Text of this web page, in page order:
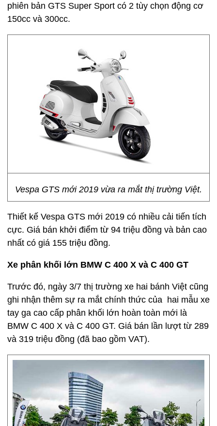
phiên bản GTS Super Sport có 2 tùy chọn động cơ
150cc và 300cc.
Vespa GTS mới 2019 vừa ra mắt thị trường Việt.
Thiết kế Vespa GTS mới 2019 có nhiều cải tiến tích
cực. Giá bán khởi điểm từ 94 triệu đồng và bản cao
nhất có giá 155 triệu đồng.
Xe phân khối lớn BMW C 400 X và C 400 GT
Trước đó, ngày 3/7 thị trường xe hai bánh Việt cũng
ghi nhận thêm sự ra mắt chính thức của hai mẫu xe
tay ga cao cấp phân khối lớn hoàn toàn mới là
BMW C 400 X và C 400 GT. Giá bán lần lượt từ 289
và 319 triệu đồng (đã bao gồm VAT).